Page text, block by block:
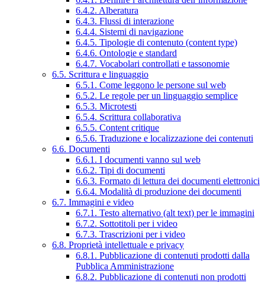
6.4.2. Alberatura
6.4.3. Flussi di interazione
6.4.4. Sistemi di navigazione
6.4.5. Tipologie di contenuto (content type)
6.4.6. Ontologie e standard
6.4.7. Vocabolari controllati e tassonomie
6.5. Scrittura e linguaggio
6.5.1. Come leggono le persone sul web
6.5.2. Le regole per un linguaggio semplice
6.5.3. Microtesti
6.5.4. Scrittura collaborativa
6.5.5. Content critique
6.5.6. Traduzione e localizzazione dei contenuti
6.6. Documenti
6.6.1. I documenti vanno sul web
6.6.2. Tipi di documenti
6.6.3. Formato di lettura dei documenti elettronici
6.6.4. Modalità di produzione dei documenti
6.7. Immagini e video
6.7.1. Testo alternativo (alt text) per le immagini
6.7.2. Sottotitoli per i video
6.7.3. Trascrizioni per i video
6.8. Proprietà intellettuale e privacy
6.8.1. Pubblicazione di contenuti prodotti dalla
Pubblica Amministrazione
6.8.2. Pubblicazione di contenuti non prodotti